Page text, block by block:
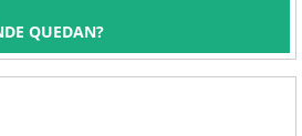
QUEDAN?